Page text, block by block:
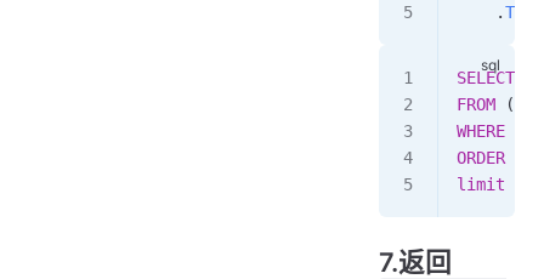
    .
SELECT
FROM (
WHERE
ORDER BY
limit
7.返回